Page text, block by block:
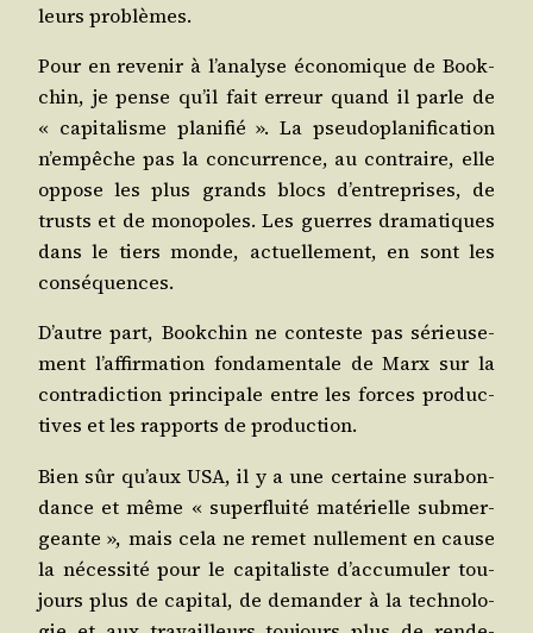
leurs problèmes.
Pour en reve­nir à l’analyse éco­no­mique de Book­
chin, je pense qu’il fait erreur quand il parle de
« capi­ta­lisme pla­ni­fié ». La pseu­do­pla­ni­fi­ca­tion
n’empêche pas la concur­rence, au contraire, elle
oppose les plus grands blocs d’entreprises, de
trusts et de mono­poles. Les guerres dra­ma­tiques
dans le tiers monde, actuel­le­ment, en sont les
conséquences.
D’autre part, Book­chin ne conteste pas sérieu­se­
ment l’affirmation fon­da­men­tale de Marx sur la
contra­dic­tion prin­ci­pale entre les forces pro­duc­
tives et les rap­ports de production.
Bien sûr qu’aux USA, il y a une cer­taine sur­abon­
dance et même « super­flui­té maté­rielle sub­mer­
geante », mais cela ne remet nul­le­ment en cause
la néces­si­té pour le capi­ta­liste d’accumuler tou­
jours plus de capi­tal, de deman­der à la tech­no­lo­